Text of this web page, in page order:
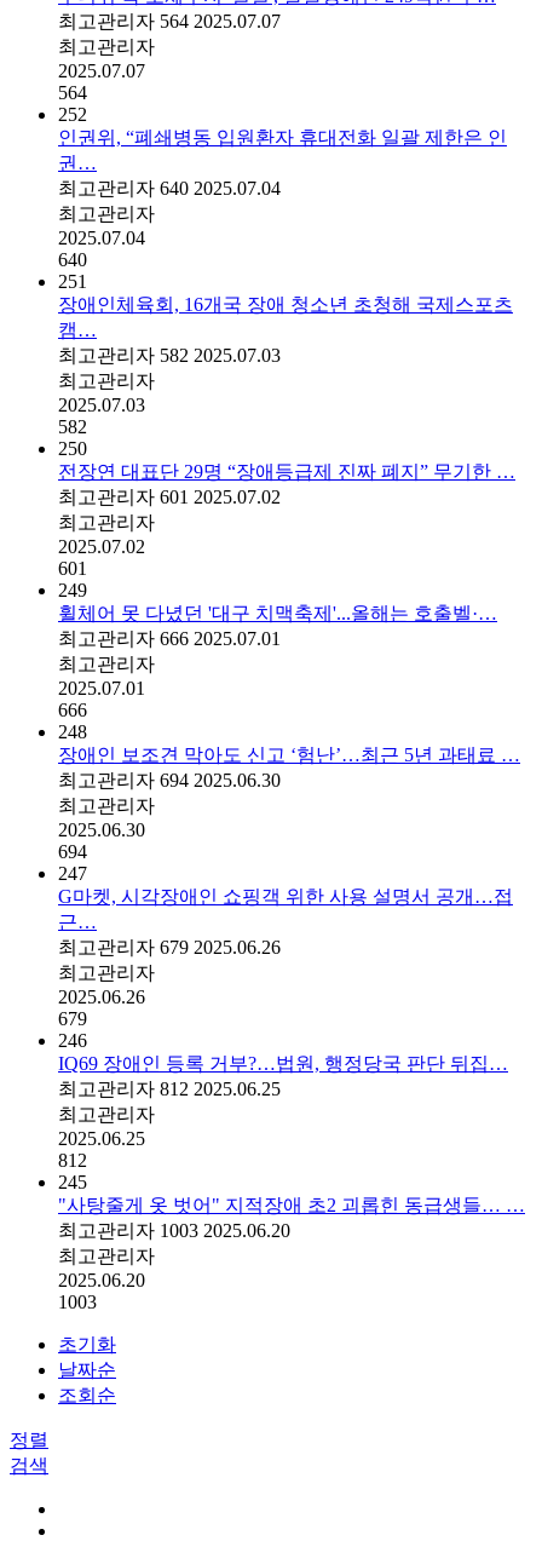
최고관리자 564 2025.07.07
최고관리자
2025.07.07
564
252
인권위, “폐쇄병동 입원환자 휴대전화 일괄 제한은 인
권…
최고관리자 640 2025.07.04
최고관리자
2025.07.04
640
251
장애인체육회, 16개국 장애 청소년 초청해 국제스포츠
캠…
최고관리자 582 2025.07.03
최고관리자
2025.07.03
582
250
전장연 대표단 29명 “장애등급제 진짜 폐지” 무기한 …
최고관리자 601 2025.07.02
최고관리자
2025.07.02
601
249
휠체어 못 다녔던 '대구 치맥축제'...올해는 호출벨·…
최고관리자 666 2025.07.01
최고관리자
2025.07.01
666
248
장애인 보조견 막아도 신고 ‘험난’…최근 5년 과태료 …
최고관리자 694 2025.06.30
최고관리자
2025.06.30
694
247
G마켓, 시각장애인 쇼핑객 위한 사용 설명서 공개…접
근…
최고관리자 679 2025.06.26
최고관리자
2025.06.26
679
246
IQ69 장애인 등록 거부?…법원, 행정당국 판단 뒤집…
최고관리자 812 2025.06.25
최고관리자
2025.06.25
812
245
"사탕줄게 옷 벗어" 지적장애 초2 괴롭힌 동급생들… …
최고관리자 1003 2025.06.20
최고관리자
2025.06.20
1003
초기화
날짜순
조회순
정렬
검색